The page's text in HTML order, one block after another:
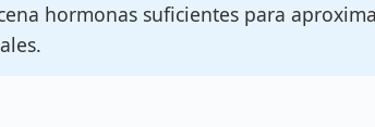
hormonas suficientes para